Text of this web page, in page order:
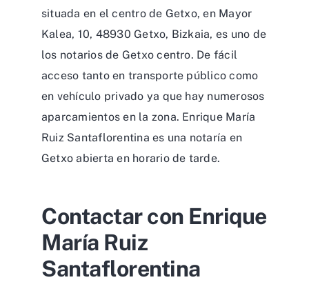
situada en el centro de Getxo, en Mayor
Kalea, 10, 48930 Getxo, Bizkaia, es uno de
los notarios de Getxo centro. De fácil
acceso tanto en transporte público como
en vehículo privado ya que hay numerosos
aparcamientos en la zona. Enrique María
Ruiz Santaflorentina es una notaría en
Getxo abierta en horario de tarde.
Contactar con Enrique
María Ruiz
Santaflorentina